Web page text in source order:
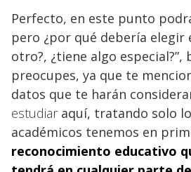
Perfecto, en este punto
pero ¿por qué debería elegir
otro?, ¿tiene algo especial?”,
preocupes, ya que te
datos que te harán
estudiar aquí, tratando solo
académicos tenemos en
reconocimiento educativo